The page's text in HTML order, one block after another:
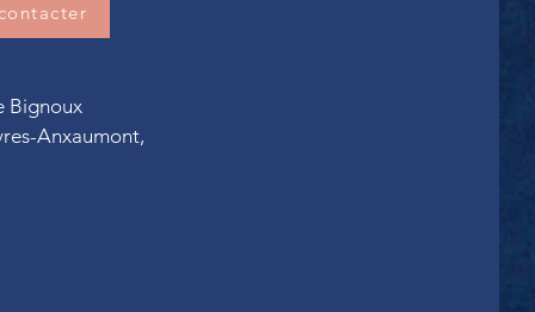
Bignoux
Anxaumont,